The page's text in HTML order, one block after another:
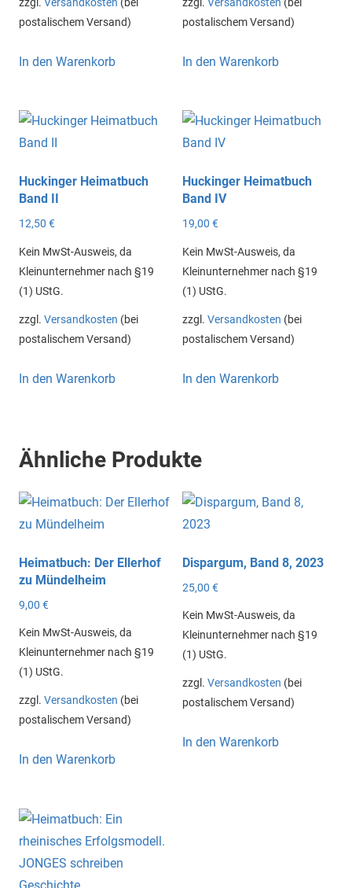
postalischem Versand)
In den Warenkorb
postalischem Versand)
In den Warenkorb
Huckinger Heimatbuch
Band II
12,50 €
Kein MwSt-Ausweis, da
Kleinunternehmer nach §19
(1) UStG.
zzgl. Versandkosten (bei
postalischem Versand)
In den Warenkorb
Huckinger Heimatbuch
Band IV
19,00 €
Kein MwSt-Ausweis, da
Kleinunternehmer nach §19
(1) UStG.
zzgl. Versandkosten (bei
postalischem Versand)
In den Warenkorb
Ähnliche Produkte
Heimatbuch: Der Ellerhof
zu Mündelheim
9,00 €
Kein MwSt-Ausweis, da
Kleinunternehmer nach §19
(1) UStG.
zzgl. Versandkosten (bei
postalischem Versand)
In den Warenkorb
Dispargum, Band 8, 2023
25,00 €
Kein MwSt-Ausweis, da
Kleinunternehmer nach §19
(1) UStG.
zzgl. Versandkosten (bei
postalischem Versand)
In den Warenkorb